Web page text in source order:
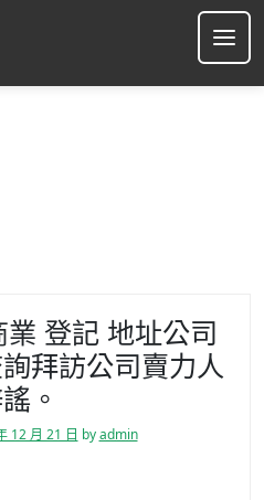
登記 地址公司
拜訪公司賣力人
。
12 月 21 日 byadmin